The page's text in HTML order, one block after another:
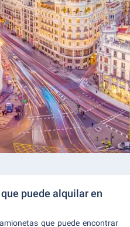
puede alquilar en
que puede encontrar